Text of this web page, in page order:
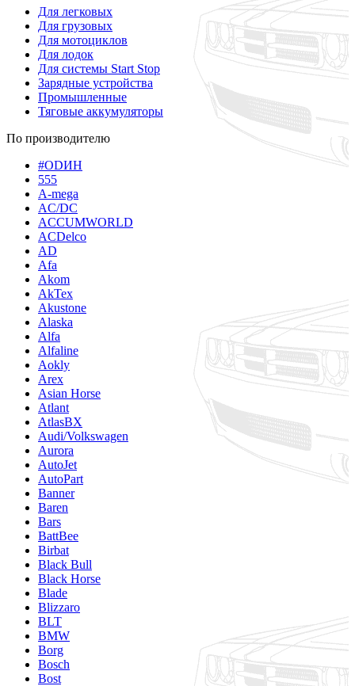
Для легковых
Для грузовых
Для мотоциклов
Для лодок
Для системы Start Stop
Зарядные устройства
Промышленные
Тяговые аккумуляторы
По производителю
#ODИН
555
A-mega
AC/DC
ACCUMWORLD
ACDelco
AD
Afa
Akom
AkTex
Akustone
Alaska
Alfa
Alfaline
Aokly
Arex
Asian Horse
Atlant
AtlasBX
Audi/Volkswagen
Aurora
AutoJet
AutoPart
Banner
Baren
Bars
BattBee
Birbat
Black Bull
Black Horse
Blade
Blizzaro
BLT
BMW
Borg
Bosch
Bost